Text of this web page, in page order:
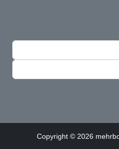
Copyright © 2026